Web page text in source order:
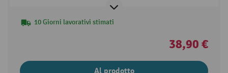
10 Giorni lavorativi stimati
38,90 €
Al prodotto